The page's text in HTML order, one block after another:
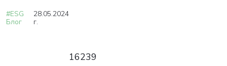
#ESG
Блог
28.05.2024
г.
16239